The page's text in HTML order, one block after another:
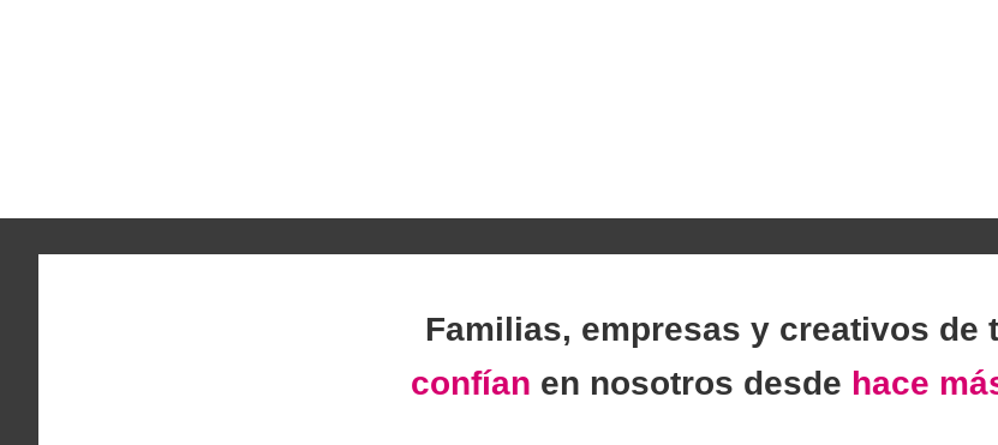
Familias, empresas y creativos de
confían en nosotros desde hace